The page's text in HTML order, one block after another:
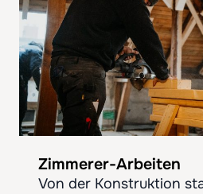
Zimmerer-Arbeiten
Von der Konstruktion